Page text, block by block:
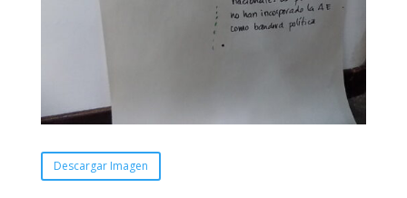
Descargar Imagen